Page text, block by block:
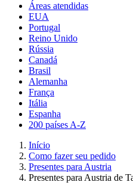
Áreas atendidas
EUA
Portugal
Reino Unido
Rússia
Canadá
Brasil
Alemanha
França
Itália
Espanha
200 países A-Z
Início
Como fazer seu pedido
Presentes para Austria
Presentes para Austria de